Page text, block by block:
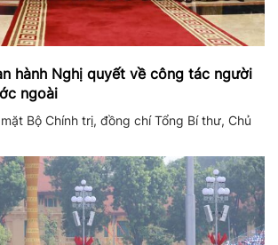
hành Nghị quyết về công tác người
ngoài
Bộ Chính trị, đồng chí Tổng Bí thư, Chủ